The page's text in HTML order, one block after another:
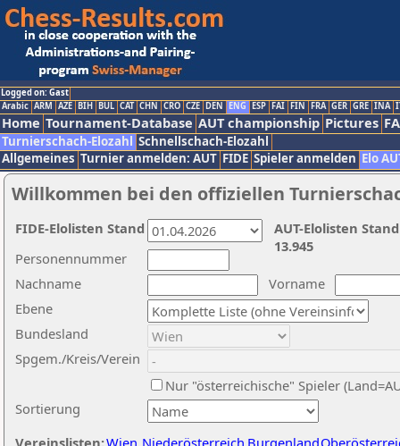
Logged on: Gast
Arabic ARM AZE BIH BUL CAT CHN CRO CZE DEN ENG ESP FAI FIN FRA GER GRE INA
Home Tournament-Database AUT championship Pictures
Turnierschach-Elozahl Schnellschach-Elozahl
Allgemeines Turnier anmelden: AUT FIDE Spieler anmelden Elo
Willkommen bei den offiziellen
Nachname
Vorname
Ebene
Sortierung
Personennummer
Bundesland
Spgem./Kreis/Verein
Nur "österreichische" Spieler
Vereinslisten:Wien Niederösterreich Burgenland
AUT-Elolisten
13.945
FIDE-Elolisten Stand